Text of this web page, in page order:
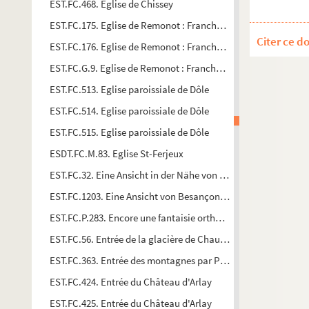
EST.FC.468. Eglise de Chissey
EST.FC.175. Eglise de Remonot : Franche-Comté
EST.FC.176. Eglise de Remonot : Franche-Comté
EST.FC.G.9. Eglise de Remonot : Franche-Comté
EST.FC.513. Eglise paroissiale de Dôle
EST.FC.514. Eglise paroissiale de Dôle
EST.FC.515. Eglise paroissiale de Dôle
ESDT.FC.M.83. Eglise St-Ferjeux
EST.FC.32. Eine Ansicht in der Nähe von Clerval
EST.FC.1203. Eine Ansicht von Besançon und seiner
EST.FC.P.283. Encore une fantaisie orthographique de
EST.FC.56. Entrée de la glacière de Chaux (Dépt du Doubs)
EST.FC.363. Entrée des montagnes par Poligny : Jura
EST.FC.424. Entrée du Château d'Arlay
EST.FC.425. Entrée du Château d'Arlay
Citer ce